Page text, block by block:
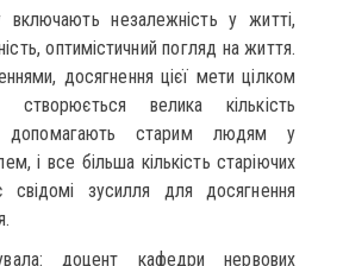
незалежність у житті,
оптимістичний погляд на життя.
досягнення цієї мети цілком
велика кількість
допомагають старим людям у
і все більша кількість старіючих
свідомі зусилля для досягнення
доцент кафедри нервових